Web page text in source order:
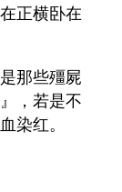
正横卧在
那些殭屍
，若是不
染红。